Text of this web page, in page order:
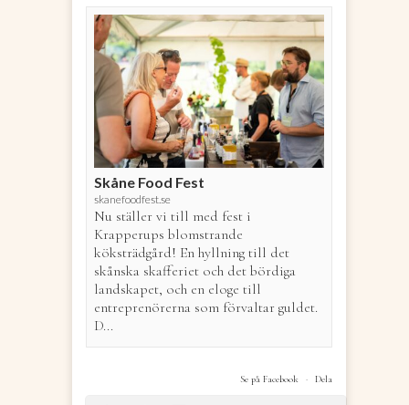
Skåne Food Fest
skanefoodfest.se
Nu ställer vi till med fest i
Krapperups blomstrande
köksträdgård! En hyllning till det
skånska skafferiet och det bördiga
landskapet, och en eloge till
entreprenörerna som förvaltar guldet.
D...
Se på Facebook · Dela